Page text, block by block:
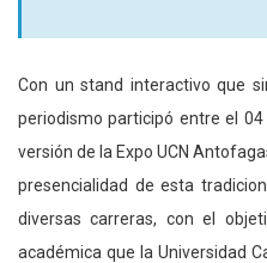
Con un stand interactivo que
periodismo participó entre el
versión de la Expo UCN
presencialidad de esta
diversas carreras, con el
académica que la Universidad